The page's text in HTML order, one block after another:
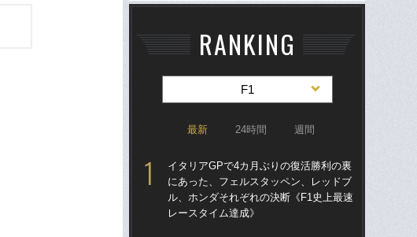
RANKING
F1
最新 24時間 週間
イタリアGPで4カ月ぶりの復活勝利の裏
にあった、フェルスタッペン、レッドブ
ル、ホンダそれぞれの決断《F1史上最速
レースタイム達成》